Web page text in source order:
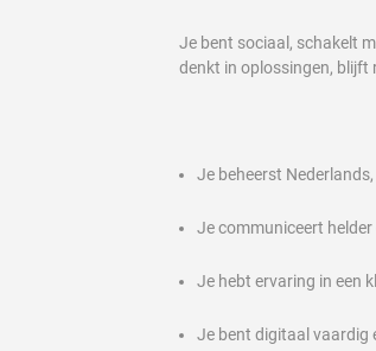
Je bent sociaal, schakelt
denkt in oplossingen, blijft
Je beheerst
Je communiceert
Je hebt ervaring in een
Je bent digitaal vaardig